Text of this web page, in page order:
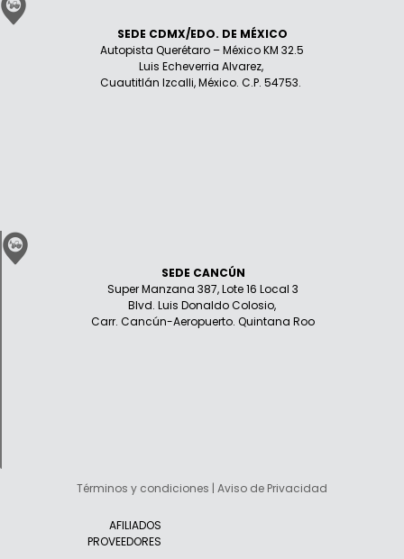
SEDE CDMX/EDO. DE MÉXICO
Autopista Querétaro – México KM 32.5
Luis Echeverria Alvarez,
Cuautitlán Izcalli, México. C.P. 54753.
SEDE CANCÚN
Super Manzana 387, Lote 16 Local 3
Blvd. Luis Donaldo Colosio,
Carr. Cancún-Aeropuerto. Quintana Roo
Términos y condiciones | Aviso de Privacidad
AFILIADOS
PROVEEDORES